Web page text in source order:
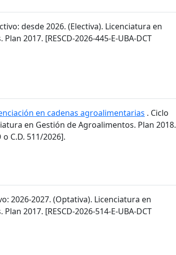
desde 2026. (Electiva). Licenciatura en
2017. [RESCD-2026-445-E-UBA-DCT
en cadenas agroalimentarias . Ciclo
en Gestión de Agroalimentos. Plan 2018.
o C.D. 511/2026].
2026-2027. (Optativa). Licenciatura en
2017. [RESCD-2026-514-E-UBA-DCT